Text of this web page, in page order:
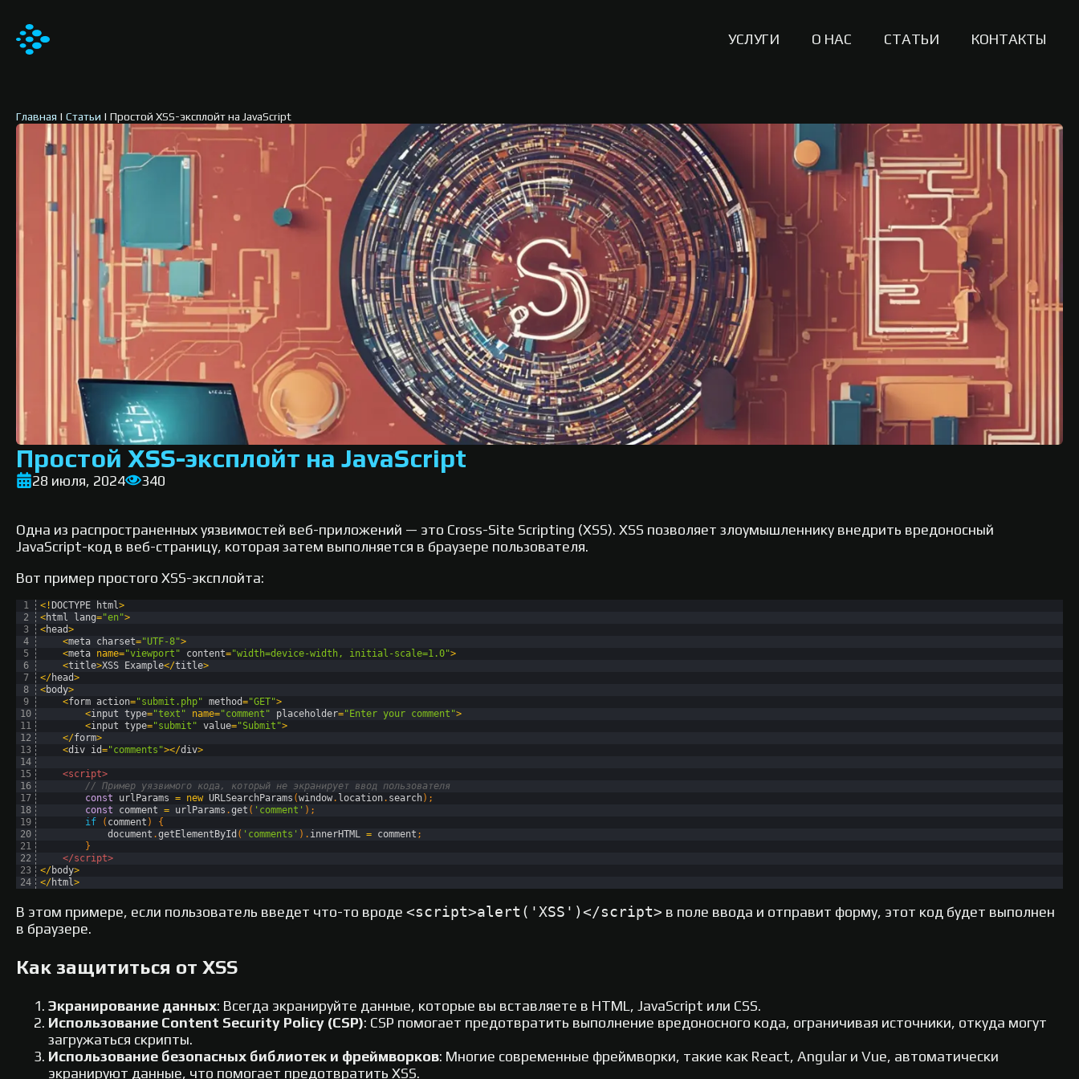
УСЛУГИ О НАС СТАТЬИ КОНТАКТЫ
Главная | Статьи | Простой XSS-эксплойт на JavaScript
Простой XSS-эксплойт на JavaScript
28 июля, 2024 340
Одна из распространенных уязвимостей веб-приложений — это Cross-Site Scripting (XSS). XSS позволяет злоумышленнику внедрить вредоносный
JavaScript-код в веб-страницу, которая затем выполняется в браузере пользователя.
Вот пример простого XSS-эксплойта:
1
2
3
4
5
6
7
8
9
10
11
12
13
14
15
16
17
18
19
20
21
22
23
24
< ! DOCTYPE html>
<html lang="en">
<head>
<meta charset="UTF-8">
<meta name="viewport" content="width=device-width, initial-scale=1.0">
<title>XSS Example</title>
</head>
<body>
<form action="submit.php" method="GET">
<input type="text" name="comment" placeholder="Enter your comment">
<input type="submit" value="Submit">
</form>
<div id="comments"></div>
<script>
// Пример уязвимого кода, который не экранирует ввод пользователя
const
urlParams = new URLSearchParams (window. location. search) ;
const
comment = urlParams .get ( 'comment' ) ;
if
( comment )
{
document .getElementById ( 'comments' ) . innerHTML = comment ;
}
</script>
</body>
</ html>
В этом примере, если пользователь введет что-то вроде <script>alert('XSS')</script> в поле ввода и отправит форму, этот код будет выполнен
в браузере.
Как защититься от XSS
Экранирование данных: Всегда экранируйте данные, которые вы вставляете в HTML, JavaScript или CSS.
Использование Content Security Policy (CSP): CSP помогает предотвратить выполнение вредоносного кода, ограничивая источники, откуда могут
загружаться скрипты.
Использование безопасных библиотек и фреймворков: Многие современные фреймворки, такие как React, Angular и Vue, автоматически
экранируют данные, что помогает предотвратить XSS.